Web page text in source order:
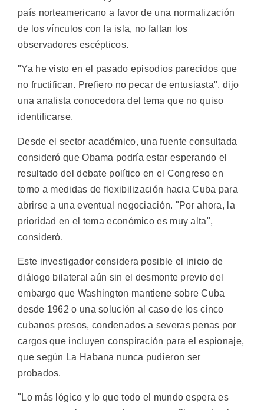
país norteamericano a favor de una normalización
de los vínculos con la isla, no faltan los
observadores escépticos.
"Ya he visto en el pasado episodios parecidos que
no fructifican. Prefiero no pecar de entusiasta", dijo
una analista conocedora del tema que no quiso
identificarse.
Desde el sector académico, una fuente consultada
consideró que Obama podría estar esperando el
resultado del debate político en el Congreso en
torno a medidas de flexibilización hacia Cuba para
abrirse a una eventual negociación. "Por ahora, la
prioridad en el tema económico es muy alta",
consideró.
Este investigador considera posible el inicio de
diálogo bilateral aún sin el desmonte previo del
embargo que Washington mantiene sobre Cuba
desde 1962 o una solución al caso de los cinco
cubanos presos, condenados a severas penas por
cargos que incluyen conspiración para el espionaje,
que según La Habana nunca pudieron ser
probados.
"Lo más lógico y lo que todo el mundo espera es